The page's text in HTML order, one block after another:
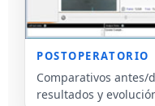
POSTOPERATORIO
Comparativos
resultados y